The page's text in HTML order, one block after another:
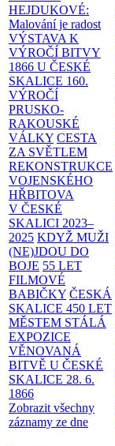
HEJDUKOVÉ:
Malování je radost
VÝSTAVA K
VÝROČÍ BITVY
1866 U ČESKÉ
SKALICE 160.
VÝROČÍ
PRUSKO-
RAKOUSKÉ
VÁLKY CESTA
ZA SVĚTLEM
REKONSTRUKCE
VOJENSKÉHO
HŘBITOVA
V ČESKÉ
SKALICI 2023–
2025 KDYŽ MUŽI
(NE)JDOU DO
BOJE 55 LET
FILMOVÉ
BABIČKY ČESKÁ
SKALICE 450 LET
MĚSTEM STÁLÁ
EXPOZICE
VĚNOVANÁ
BITVĚ U ČESKÉ
SKALICE 28. 6.
1866
Zobrazit všechny
záznamy ze dne